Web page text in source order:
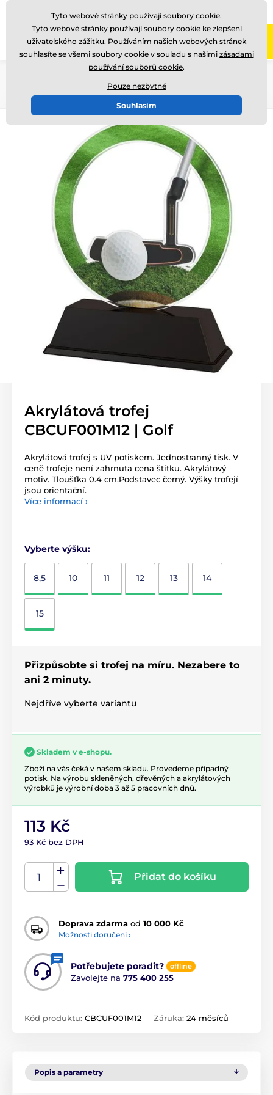
Zavolejte nám (Po-Pá 8-17)
Akrylátová trofej
CBCUF001M12 | Golf
Akrylátová trofej s UV potiskem. Jednostranný tisk. V
ceně trofeje není zahrnuta cena štítku. Akrylátový
motiv. Tloušťka 0.4 cm.Podstavec černý. Výšky trofejí
jsou orientační.
Více informací ›
Vyberte výšku:
8,5 10 11 12 13 14
15
Přizpůsobte si trofej na míru. Nezabere to
ani 2 minuty.
Nejdříve vyberte variantu
Skladem v e-shopu.
Zboží na vás čeká v našem skladu. Provedeme případný
potisk. Na výrobu skleněných, dřevěných a akrylátových
výrobků je výrobní doba 3 až 5 pracovních dnů.
113 Kč
93 Kč bez DPH
Přidat do košíku
Doprava zdarma od 10 000 Kč
Možnosti doručení ›
Potřebujete poradit? offline
Zavolejte na 775 400 255
Kód produktu: CBCUF001M12 Záruka: 24 měsíců
Popis a parametry
Tyto webové stránky používají soubory cookie.
Tyto webové stránky používají soubory cookie ke zlepšení
uživatelského zážitku. Používáním našich webových stránek
souhlasíte se všemi soubory cookie v souladu s našimi zásadami
používání souborů cookie.
Pouze nezbytné
Souhlasím